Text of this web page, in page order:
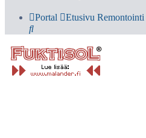
Portal Etusivu Remontointi
Etsi